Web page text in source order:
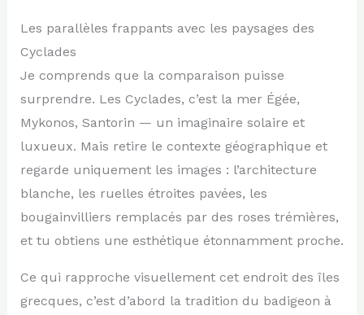
Les parallèles frappants avec les paysages des
Cyclades
Je comprends que la comparaison puisse
surprendre. Les Cyclades, c’est la mer Égée,
Mykonos, Santorin — un imaginaire solaire et
luxueux. Mais retire le contexte géographique et
regarde uniquement les images : l’architecture
blanche, les ruelles étroites pavées, les
bougainvilliers remplacés par des roses trémières,
et tu obtiens une esthétique étonnamment proche.
Ce qui rapproche visuellement cet endroit des îles
grecques, c’est d’abord la tradition du badigeon à